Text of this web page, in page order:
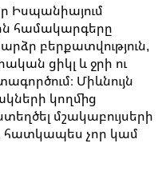
որ Իսպանիայում
համակարգերը
բերքատվություն,
ցիկլ և ջրի ու
Միևնույն
կողմից
մշակաբույսերի
հատկապես չոր կամ